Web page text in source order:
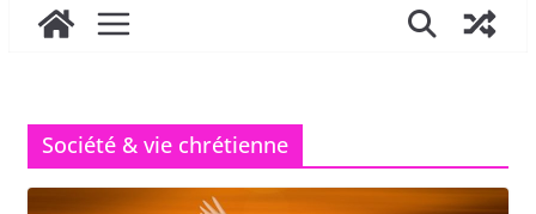
Société & vie chrétienne